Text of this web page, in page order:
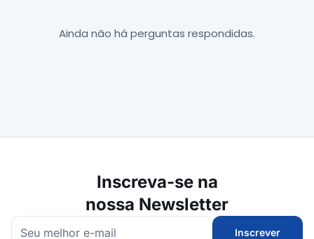
Ainda não há perguntas respondidas.
Inscreva-se na
nossa Newsletter
Inscrever